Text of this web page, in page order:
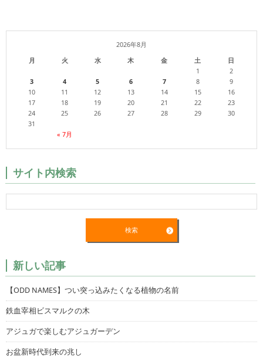
2026年8月
月
火 水 木 金 土 日
« 7月
1
2
3
4 5 6 7 8
9
10
11 12 13 14 15
16
17
18 19 20 21 22
23
24
25 26 27 28 29
30
31
サイト内検索
新しい記事
【ODD NAMES】つい突っ込みたくなる植物の名前
鉄血宰相ビスマルクの木
アジュガで楽しむアジュガーデン
お盆新時代到来の兆し